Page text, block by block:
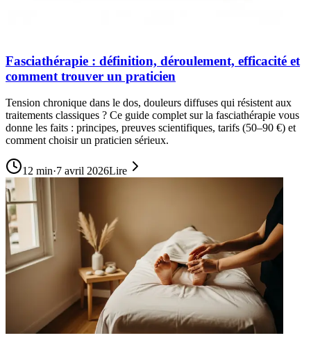
Fasciathérapie : définition, déroulement, efficacité et
comment trouver un praticien
Tension chronique dans le dos, douleurs diffuses qui résistent aux
traitements classiques ? Ce guide complet sur la fasciathérapie vous
donne les faits : principes, preuves scientifiques, tarifs (50–90 €) et
comment choisir un praticien sérieux.
12 min·7 avril 2026Lire